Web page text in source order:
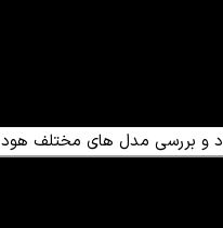
و بررسی مدل های مختلف هود